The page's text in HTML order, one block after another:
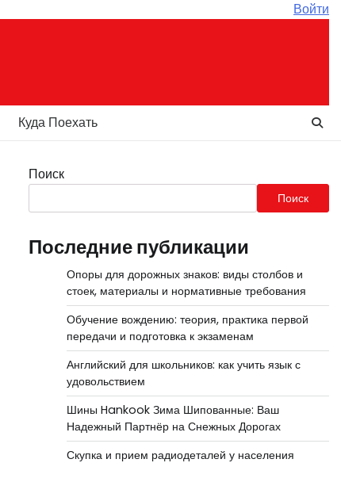
Войти
Куда Поехать
Поиск
Поиск
Последние публикации
Опоры для дорожных знаков: виды столбов и
стоек, материалы и нормативные требования
Обучение вождению: теория, практика первой
передачи и подготовка к экзаменам
Английский для школьников: как учить язык с
удовольствием
Шины Hankook Зима Шипованные: Ваш
Надежный Партнёр на Снежных Дорогах
Скупка и прием радиодеталей у населения